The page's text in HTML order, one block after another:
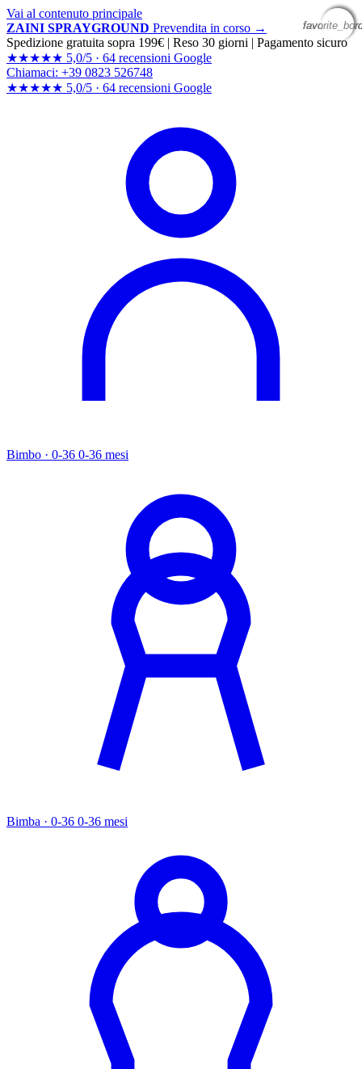
Vai al contenuto principale
ZAINI SPRAYGROUND Prevendita in corso →
Spedizione gratuita sopra 199€ | Reso 30 giorni | Pagamento sicuro
★★★★★ 5,0/5 · 64 recensioni Google
Chiamaci: +39 0823 526748
★★★★★ 5,0/5 · 64 recensioni Google
Bimbo · 0-36 0-36 mesi
Bimba · 0-36 0-36 mesi